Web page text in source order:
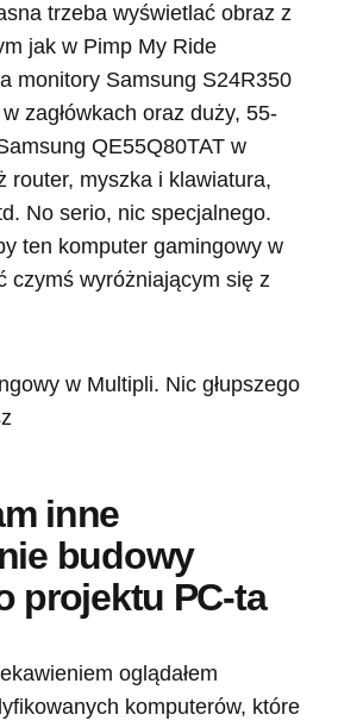
trzeba wyświetlać obraz z
jak w Pimp My Ride
monitory Samsung S24R350
zagłówkach oraz duży, 55-
QE55Q80TAT w
router, myszka i klawiatura,
No serio, nic specjalnego.
ten komputer gamingowy w
czymś wyróżniającym się z
inne
budowy
projektu PC-ta
oglądałem
komputerów, które